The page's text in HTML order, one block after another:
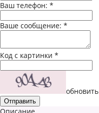
Ваш телефон: *
Ваше сообщение: *
Код с картинки *
обновить